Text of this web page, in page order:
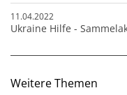
11.04.2022
Ukraine Hilfe -
Weitere Themen